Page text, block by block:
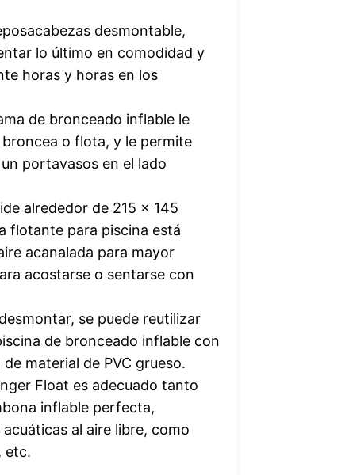
desmontable,
lo último en comodidad y
horas y horas en los
de bronceado inflable le
o flota, y le permite
portavasos en el lado
alrededor de 215 x 145
flotante para piscina está
acanalada para mayor
acostarse o sentarse con
se puede reutilizar
de bronceado inflable con
material de PVC grueso.
Float es adecuado tanto
inflable perfecta,
al aire libre, como
etc.